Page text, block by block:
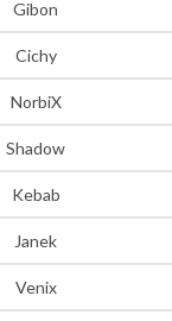
Gibon
Cichy
NorbiX
Shadow
Kebab
Janek
Venix